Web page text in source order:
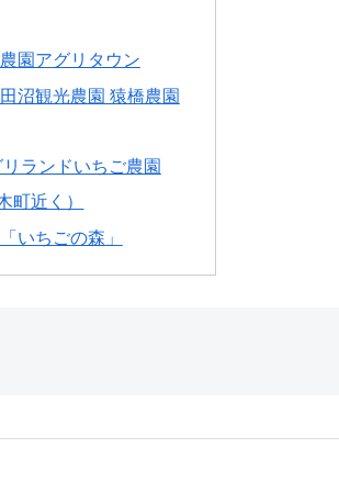
園アグリタウン
沼観光農園 猿橋農園
ランドいちご農園
町近く）
いちごの森」